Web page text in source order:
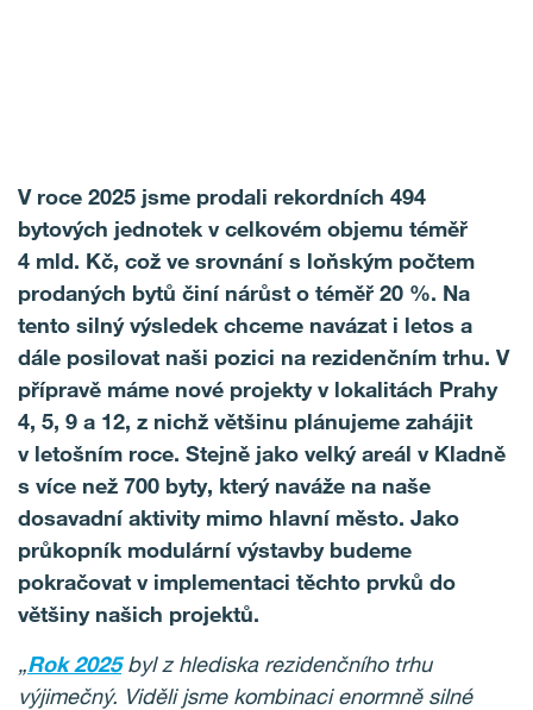
V roce 2025 jsme prodali rekordních 494
bytových jednotek v celkovém objemu téměř
4 mld. Kč, což ve srovnání s loňským počtem
prodaných bytů činí nárůst o téměř 20 %. Na
tento silný výsledek chceme navázat i letos a
dále posilovat naši pozici na rezidenčním trhu. V
přípravě máme nové projekty v lokalitách Prahy
4, 5, 9 a 12, z nichž většinu plánujeme zahájit
v letošním roce. Stejně jako velký areál v Kladně
s více než 700 byty, který naváže na naše
dosavadní aktivity mimo hlavní město. Jako
průkopník modulární výstavby budeme
pokračovat v implementaci těchto prvků do
většiny našich projektů.
„Rok 2025byl z hlediska rezidenčního trhu
výjimečný. Viděli jsme kombinaci enormně silné